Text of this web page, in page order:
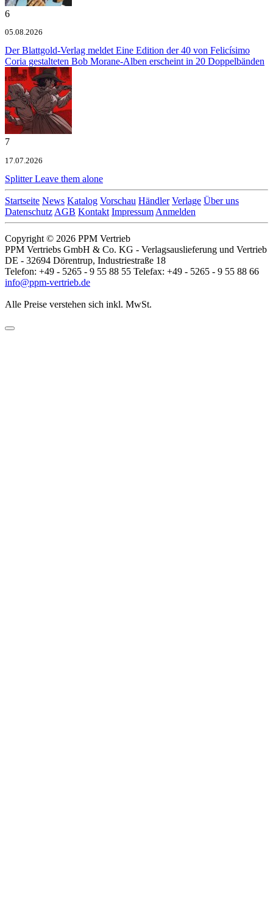
6
05.08.2026
Der Blattgold-Verlag meldet Eine Edition der 40 von Felicísimo
Coria gestalteten Bob Morane-Alben erscheint in 20 Doppelbänden
7
17.07.2026
SplitterLeave them alone
Startseite News Katalog Vorschau Händler Verlage Über uns
Datenschutz AGB Kontakt Impressum Anmelden
Copyright © 2026 PPM Vertrieb
PPM Vertriebs GmbH & Co. KG - Verlagsauslieferung und Vertrieb
DE - 32694 Dörentrup, Industriestraße 18
Telefon: +49 - 5265 - 9 55 88 55 Telefax: +49 - 5265 - 9 55 88 66
info@ppm-vertrieb.de
Alle Preise verstehen sich inkl. MwSt.